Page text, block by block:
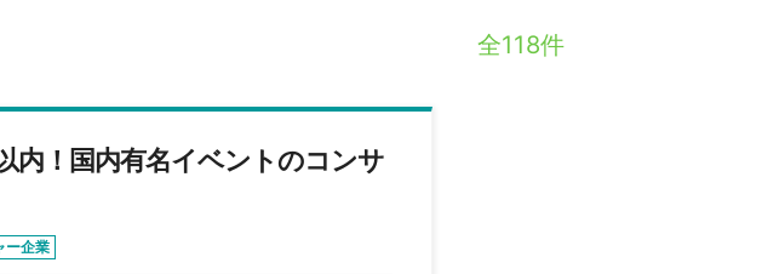
全118件
内！国内有名イベントのコンサ
ー企業